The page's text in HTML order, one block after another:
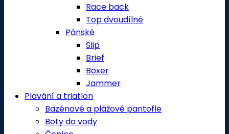
Race back
Top dvoudílné
Pánské
Slip
Brief
Boxer
Jammer
Plavání a triatlon
Bazénové a plážové pantofle
Boty do vody